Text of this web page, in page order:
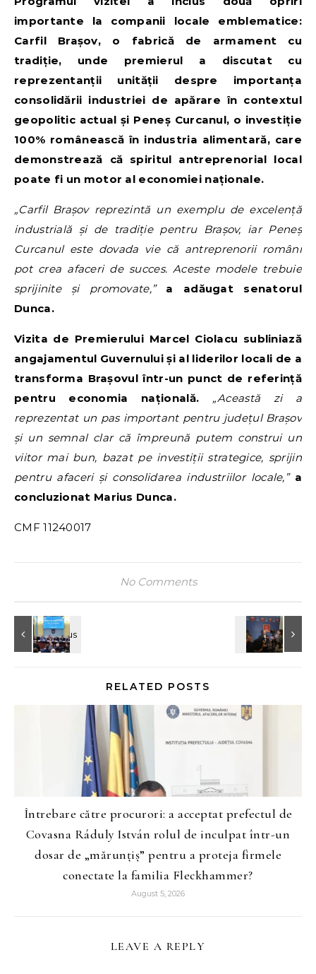
importante la companii locale emblematice:
Carfil Brașov, o fabrică de armament cu
tradiție, unde premierul a discutat cu
reprezentanții unității despre importanța
consolidării industriei de apărare în contextul
geopolitic actual și Peneș Curcanul, o investiție
100% românească în industria alimentară, care
demonstrează că spiritul antreprenorial local
poate fi un motor al economiei naționale.
„Carfil Brașov reprezintă un exemplu de excelență
industrială și de tradiție pentru Brașov, iar Peneș
Curcanul este dovada vie că antreprenorii români
pot crea afaceri de succes. Aceste modele trebuie
sprijinite și promovate,”a adăugat senatorul
Dunca.
Vizita de Premierului Marcel Ciolacu subliniază
angajamentul Guvernului și al liderilor locali de a
transforma Brașovul într-un punct de referință
pentru economia națională. „Această zi a
reprezentat un pas important pentru județul Brașov
și un semnal clar că împreună putem construi un
viitor mai bun, bazat pe investiții strategice, sprijin
pentru afaceri și consolidarea industriilor locale,” a
concluzionat Marius Dunca.
CMF 11240017
No Comments
RELATED POSTS
Întrebare către procurori: a acceptat prefectul de
Covasna Ráduly István rolul de inculpat într-un
dosar de „mărunțiș” pentru a proteja firmele
conectate la familia Fleckhammer?
August 5, 2026
LEAVE A REPLY